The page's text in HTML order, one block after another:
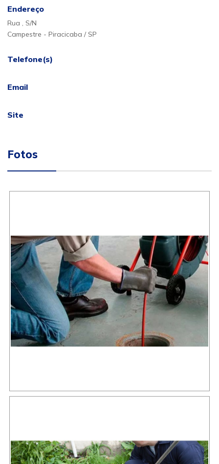
Endereço
Rua , S/N
Campestre - Piracicaba / SP
Telefone(s)
Email
Site
Fotos